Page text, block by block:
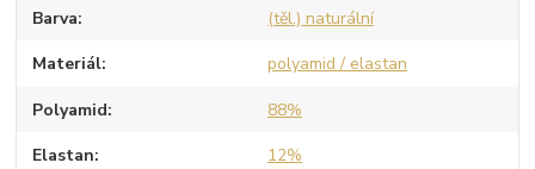
Barva (těl.) naturální
Materiál polyamid / elastan
Polyamid 88%
Elastan 12%